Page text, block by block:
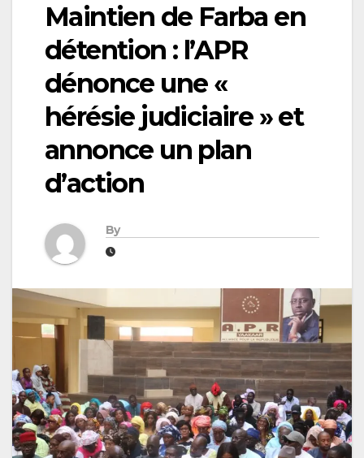
Maintien de Farba en
détention : l’APR
dénonce une «
hérésie judiciaire » et
annonce un plan
d’action
By